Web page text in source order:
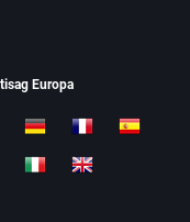
Europa